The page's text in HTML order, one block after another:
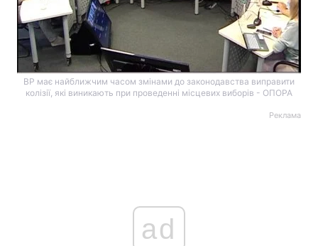
ВР має найближчим часом змінами до законодавства виправити
колізії, які виникають при проведенні місцевих виборів - ОПОРА
Реклама
ad